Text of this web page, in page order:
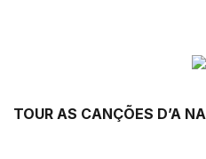
TOUR AS CANÇÕES D’A